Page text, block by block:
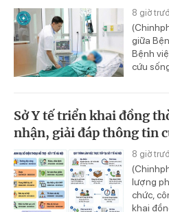
8 giờ
giữa
Bệnh
cứu
Sở Y tế triển khai đồng
nhận, giải đáp thông tin
8 giờ
lượng
chức,
khai